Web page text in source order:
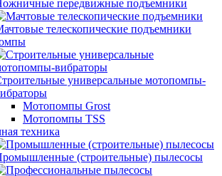
передвижные подъемники
телескопические подъемники
универсальные мотопомпы-
Мотопомпы Grost
Мотопомпы TSS
техника
(строительные) пылесосы